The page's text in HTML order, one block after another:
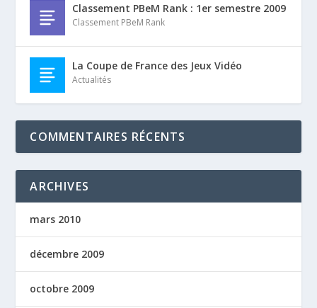
Classement PBeM Rank : 1er semestre 2009
Classement PBeM Rank
La Coupe de France des Jeux Vidéo
Actualités
COMMENTAIRES RÉCENTS
ARCHIVES
mars 2010
décembre 2009
octobre 2009